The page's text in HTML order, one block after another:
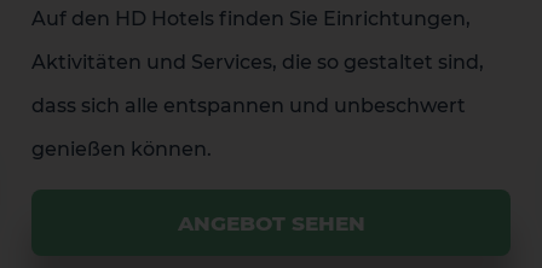
Auf den HD Hotels finden Sie Einrichtungen,
Aktivitäten und Services, die so gestaltet sind,
dass sich alle entspannen und unbeschwert
genießen können.
ANGEBOT SEHEN